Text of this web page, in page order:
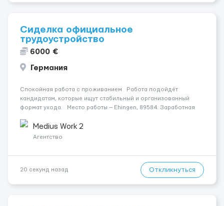
Сиделка официальное
трудоустройство
6000 €
Германия
Спокойная работа с проживанием Работа подойдёт
кандидатам, которые ищут стабильный и организованный
формат ухода. Место работы — Ehingen, 89584. Заработная
Мобильность пациента: Мобільний з хо...
Medius Work 2
Агентство
20 секунд назад Откликнуться